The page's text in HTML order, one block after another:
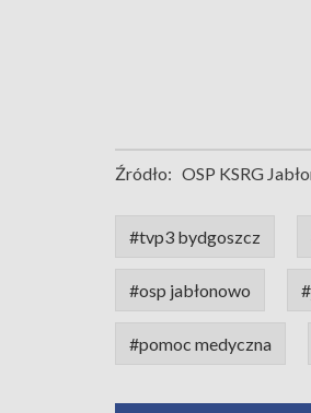
Źródło: OSP KSRG
#tvp3 bydgoszcz
#osp jabłonowo
#pomoc medyczna